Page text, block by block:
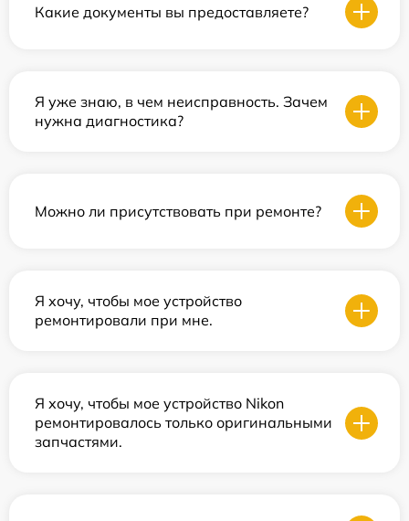
Какие документы вы предоставляете?
Я уже знаю, в чем неисправность. Зачем
нужна диагностика?
Можно ли присутствовать при ремонте?
Я хочу, чтобы мое устройство
ремонтировали при мне.
Я хочу, чтобы мое устройство Nikon
ремонтировалось только оригинальными
запчастями.